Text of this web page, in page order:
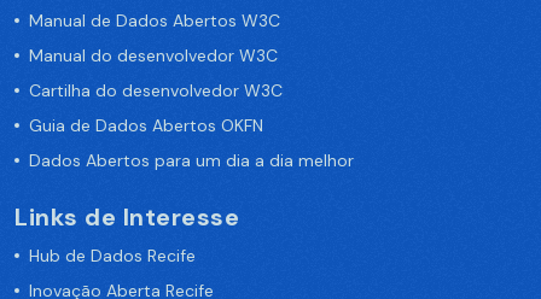
Manual de Dados Abertos W3C
Manual do desenvolvedor W3C
Cartilha do desenvolvedor W3C
Guia de Dados Abertos OKFN
Dados Abertos para um dia a dia melhor
Links de Interesse
Hub de Dados Recife
Inovação Aberta Recife